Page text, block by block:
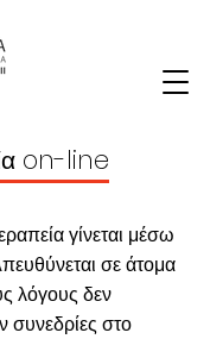
on-line
γίνεται μέσω
σε άτομα
λόγους δεν
συνεδρίες στο